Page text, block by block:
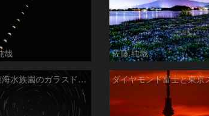
哉 佐藤 純哉
葛西臨海水族園のガラスドームと北天の日周運動